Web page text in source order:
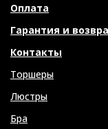
Оплата
Гарантия и
Контакты
Торшеры
Люстры
Бра